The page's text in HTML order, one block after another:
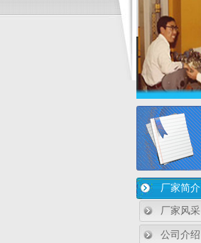
厂家简介
厂家风采
公司介绍